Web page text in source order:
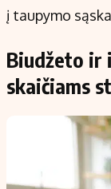
į taupymo
Biudžeto ir
skaičiams